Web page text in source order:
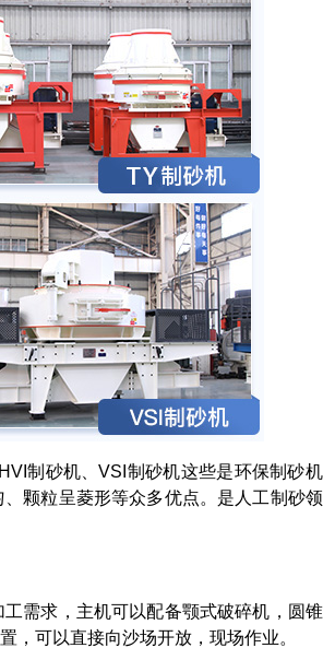
制砂机、VSI制砂机这些是环保制砂
颗粒呈菱形等众多优点。是人工制砂
需求，主机可以配备颚式破碎机，圆
，可以直接向沙场开放，现场作业。